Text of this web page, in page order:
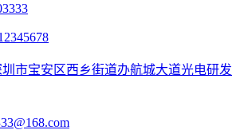
市宝安区西乡街道办航城大道光电研发